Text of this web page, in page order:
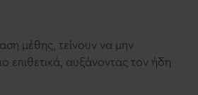
μέθης, τείνουν να μην
επιθετικά, αυξάνοντας τον ήδη